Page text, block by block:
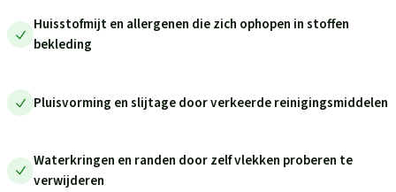
Huisstofmijt en allergenen die zich ophopen in stoffen
bekleding
Pluisvorming en slijtage door verkeerde reinigingsmiddelen
Waterkringen en randen door zelf vlekken proberen te
verwijderen